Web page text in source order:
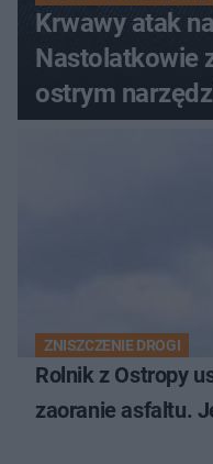
Krwawy atak
Nastolatkowie
ostrym
zdecyduje sąd
ZNISZCZENIE DROGI
Rolnik z Ostropy
zaoranie asfaltu.